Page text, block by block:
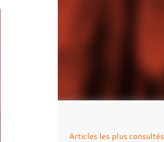
Articles les plus consultés